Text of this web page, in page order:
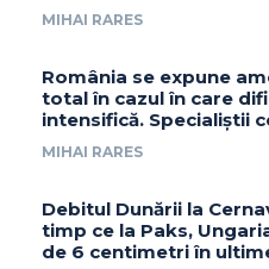
MIHAI RARES
România se expune
total în cazul în care
intensifică. Specialiștii
MIHAI RARES
Debitul Dunării la
timp ce la Paks,
de 6 centimetri în